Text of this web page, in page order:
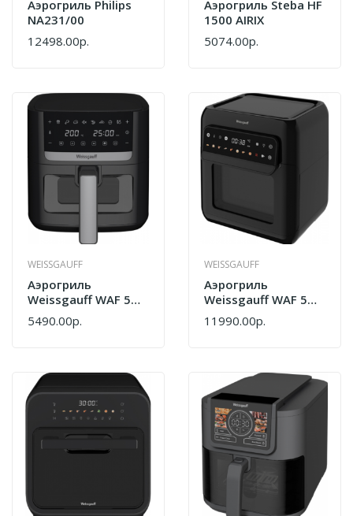
Аэрогриль Philips
NA231/00
12498.00р.
Аэрогриль Steba HF
1500 AIRIX
5074.00р.
WEISSGAUFF
Аэрогриль
Weissgauff WAF 501
DB Easy Fry 441320
5490.00р.
WEISSGAUFF
Аэрогриль
Weissgauff WAF 520
DB Multi Fry 441170
11990.00р.